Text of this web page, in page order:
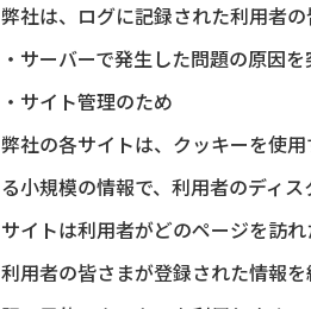
弊社は、ログに記録された利用者
・サーバーで発生した問題の原因
・サイト管理のため
弊社の各サイトは、クッキーを使
る小規模の情報で、利用者のディ
サイトは利用者がどのページを訪
利用者の皆さまが登録された情報